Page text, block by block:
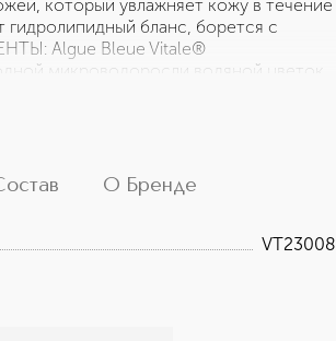
который увлажняет кожу в течение
гидролипидный бланс, борется с
Algue Bleue Vitale®
микроводоросли водяной цветок
Экстракт водоросли
О Бренде
VT23008